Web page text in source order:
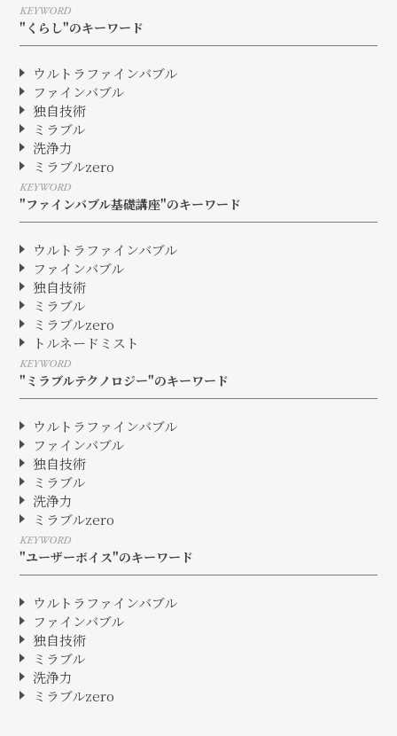
KEYWORD
"くらし"のキーワード
ウルトラファインバブル
ファインバブル
独自技術
ミラブル
洗浄力
ミラブルzero
KEYWORD
"ファインバブル基礎講座"のキーワード
ウルトラファインバブル
ファインバブル
独自技術
ミラブル
ミラブルzero
トルネードミスト
KEYWORD
"ミラブルテクノロジー"のキーワード
ウルトラファインバブル
ファインバブル
独自技術
ミラブル
洗浄力
ミラブルzero
KEYWORD
"ユーザーボイス"のキーワード
ウルトラファインバブル
ファインバブル
独自技術
ミラブル
洗浄力
ミラブルzero